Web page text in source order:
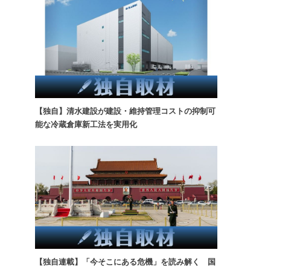
【独自】清水建設が建設・維持管理コストの抑制可
能な冷蔵倉庫新工法を実用化
【独自連載】「今そこにある危機」を読み解く 国